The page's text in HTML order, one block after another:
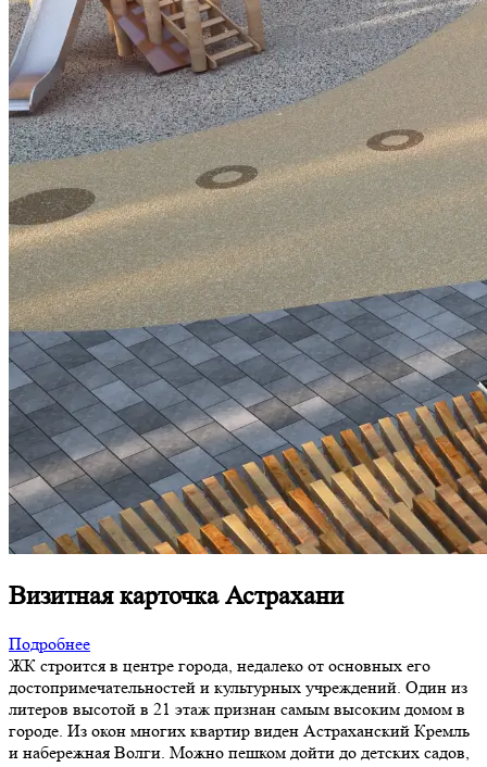
Визитная карточка Астрахани
Подробнее
ЖК строится в центре города, недалеко от основных его
достопримечательностей и культурных учреждений. Один из
литеров высотой в 21 этаж признан самым высоким домом в
городе. Из окон многих квартир виден Астраханский Кремль
и набережная Волги. Можно пешком дойти до детских садов,